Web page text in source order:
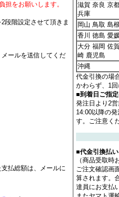
担をお願いします。
段階設定させて頂きま
ールを送信してくだ
払総額は、メールに
滋賀 奈良 京
兵庫
岡山 鳥取 島
香川 徳島 愛
大分 福岡 佐
崎 鹿児島
沖縄
代金引換の場
かわらず、1
■到着日ご指
発注日より2
14:00以降の
す。ご注意く
■代金引換払い
（商品受取時
ご注文確認画
算されます。
達員にお支払